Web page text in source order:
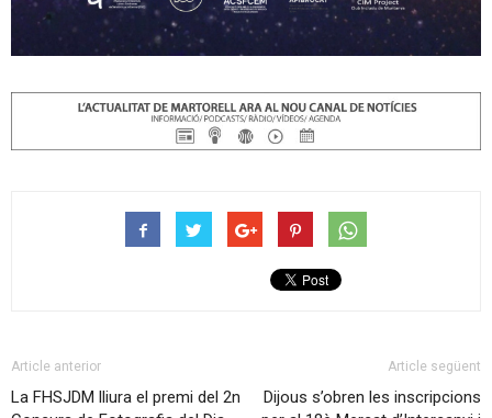
Article anterior
La FHSJDM lliura el premi del 2n
Article següent
Dijous s’obren les inscripcions